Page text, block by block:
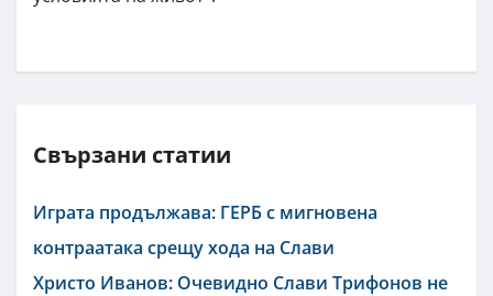
Свързани статии
Играта продължава: ГЕРБ с мигновена
контраатака срещу хода на Слави
Христо Иванов: Очевидно Слави Трифонов не